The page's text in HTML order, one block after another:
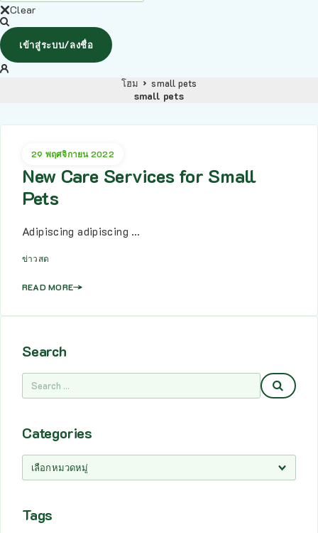
Clear
เข้าสู่ระบบ/ลงชื่อ
โฮม small pets
small pets
29 พฤศจิกายน 2022
New Care Services for Small
Pets
Adipiscing adipiscing …
ข่าวสด
READ MORE
Search
Categories
Tags